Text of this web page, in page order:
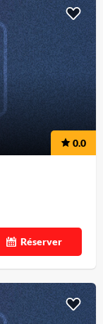
0.0
Réserver